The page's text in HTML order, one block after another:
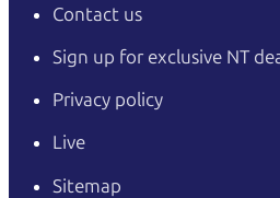
Contact us
Sign up for exclusive NT
Privacy policy
Live
Sitemap